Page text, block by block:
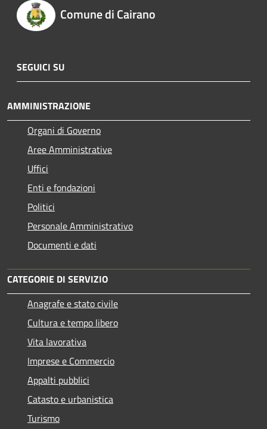
Comune di Cairano
SEGUICI SU
AMMINISTRAZIONE
Organi di Governo
Aree Amministrative
Uffici
Enti e fondazioni
Politici
Personale Amministrativo
Documenti e dati
CATEGORIE DI SERVIZIO
Anagrafe e stato civile
Cultura e tempo libero
Vita lavorativa
Imprese e Commercio
Appalti pubblici
Catasto e urbanistica
Turismo